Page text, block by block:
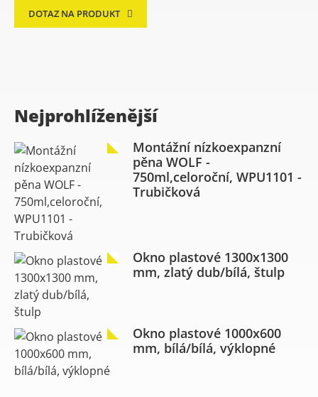
DOTAZ NA PRODUKT
Nejprohlíženější
Montážní nízkoexpanzní
pěna WOLF -
750ml,celoroční, WPU1101 -
Trubičková
Okno plastové 1300x1300
mm, zlatý dub/bílá, štulp
Okno plastové 1000x600
mm, bílá/bílá, výklopné